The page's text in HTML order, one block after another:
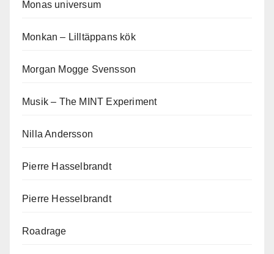
Monas universum
Monkan – Lilltäppans kök
Morgan Mogge Svensson
Musik – The MINT Experiment
Nilla Andersson
Pierre Hasselbrandt
Pierre Hesselbrandt
Roadrage